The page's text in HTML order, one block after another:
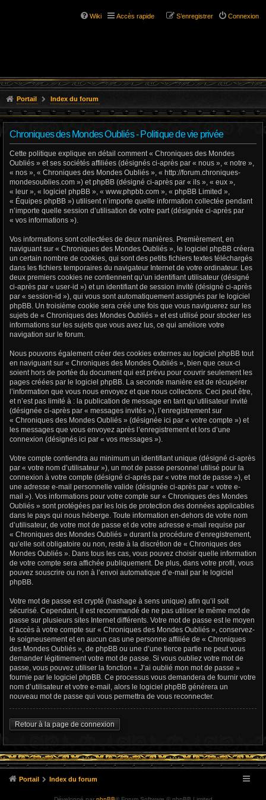
Wiki Accès rapide Connexion
S’enregistrer
Portail Index du forum
Chroniques des Mondes Oubliés - Politique de vie privée
Cette politique explique en détail comment « Chroniques des Mondes
Oubliés » et ses sociétés affiliées (désignés ci-après par « nous », « notre »,
« nos », « Chroniques des Mondes Oubliés », « http://forum.chroniques-
mondesoublies.com ») et phpBB (désigné ci-après par « ils », « eux »,
« leur », « logiciel phpBB », « www.phpbb.com », « phpBB Limited »,
« Équipes phpBB ») utilisent n’importe quelle information collectée pendant
n’importe quelle session d’utilisation de votre part (désignée ci-après par
« vos informations »).
Vos informations sont collectées de deux manières. Premièrement, en
naviguant sur « Chroniques des Mondes Oubliés », le logiciel phpBB créera
un certain nombre de cookies, qui sont des petits fichiers textes téléchargés
dans les fichiers temporaires du navigateur Internet de votre ordinateur. Les
deux premiers cookies ne contiennent qu’un identifiant utilisateur (désigné
ci-après par « user-id ») et un identifiant de session invité (désigné ci-après
par « session-id »), qui vous sont automatiquement assignés par le logiciel
phpBB. Un troisième cookie sera créé une fois que vous naviguerez sur les
sujets de « Chroniques des Mondes Oubliés » et est utilisé pour stocker les
informations sur les sujets que vous avez lus, ce qui améliore votre
navigation sur le forum.
Nous pouvons également créer des cookies externes au logiciel phpBB tout
en naviguant sur « Chroniques des Mondes Oubliés », bien que ceux-ci
soient hors de portée du document qui est prévu pour couvrir seulement les
pages créées par le logiciel phpBB. La seconde manière est de récupérer
l’information que vous nous envoyez et que nous collectons. Ceci peut être,
et n’est pas limité à : la publication de message en tant qu’utilisateur invité
(désignée ci-après par « messages invités »), l’enregistrement sur
« Chroniques des Mondes Oubliés » (désignée ici par « votre compte ») et
les messages que vous envoyez après l’enregistrement et lors d’une
connexion (désignés ici par « vos messages »).
Votre compte contiendra au minimum un identifiant unique (désigné ci-après
par « votre nom d’utilisateur »), un mot de passe personnel utilisé pour la
connexion à votre compte (désigné ci-après par « votre mot de passe »), et
une adresse e-mail personnelle valide (désignée ci-après par « votre e-
mail »). Vos informations pour votre compte sur « Chroniques des Mondes
Oubliés » sont protégées par les lois de protection des données applicables
dans le pays qui nous héberge. Toute information en-dehors de votre nom
d’utilisateur, de votre mot de passe et de votre adresse e-mail requise par
« Chroniques des Mondes Oubliés » durant la procédure d’enregistrement,
qu’elle soit obligatoire ou non, reste à la discrétion de « Chroniques des
Mondes Oubliés ». Dans tous les cas, vous pouvez choisir quelle information
de votre compte sera affichée publiquement. De plus, dans votre profil, vous
pouvez souscrire ou non à l’envoi automatique d’e-mail par le logiciel
phpBB.
Votre mot de passe est crypté (hashage à sens unique) afin qu’il soit
sécurisé. Cependant, il est recommandé de ne pas utiliser le même mot de
passe sur plusieurs sites Internet différents. Votre mot de passe est le moyen
d’accès à votre compte sur « Chroniques des Mondes Oubliés », conservez-
le soigneusement et en aucun cas une personne affiliée de « Chroniques
des Mondes Oubliés », de phpBB ou une d’une tierce partie ne peut vous
demander légitimement votre mot de passe. Si vous oubliez votre mot de
passe, vous pouvez utiliser la fonction « J’ai oublié mon mot de passe »
fournie par le logiciel phpBB. Ce processus vous demandera de fournir votre
nom d’utilisateur et votre e-mail, alors le logiciel phpBB générera un
nouveau mot de passe qui vous permettra de vous reconnecter.
Retour à la page de connexion
Portail Index du forum